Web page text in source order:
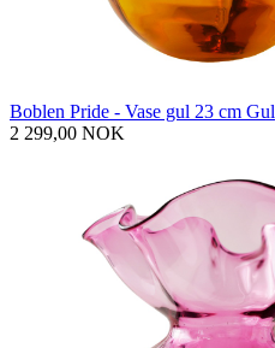
Boblen Pride - Vase gul 23 cm Gul
2 299,00 NOK